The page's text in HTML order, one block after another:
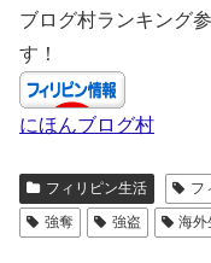
ブログ村ランキング
す！
にほんブログ村
フィリピン生活 フ
強奪
強盗 海外